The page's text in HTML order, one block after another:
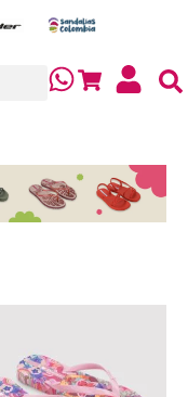
Cart